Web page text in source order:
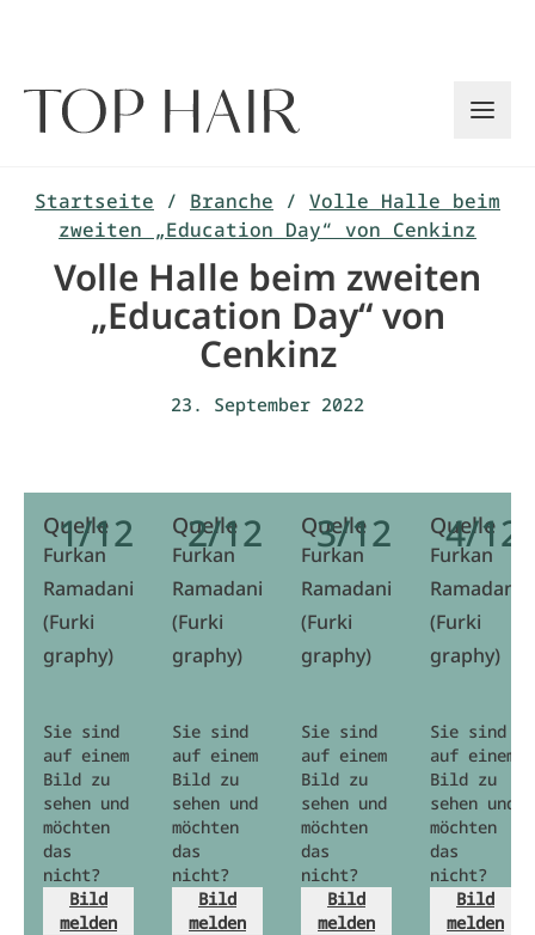
Startseite / Branche / Volle Halle beim
zweiten „Education Day“ von Cenkinz
Volle Halle beim zweiten
„Education Day“ von
Cenkinz
23. September 2022
1/12
Quelle
Furkan
Ramadani
(Furki
graphy)
Sie sind
auf einem
Bild zu
sehen und
möchten
das
nicht?
Bild
melden
2/12
Quelle
Furkan
Ramadani
(Furki
graphy)
Sie sind
auf einem
Bild zu
sehen und
möchten
das
nicht?
Bild
melden
3/12
Quelle
Furkan
Ramadani
(Furki
graphy)
Sie sind
auf einem
Bild zu
sehen und
möchten
das
nicht?
Bild
melden
4/12
Quelle
Furkan
Ramadani
(Furki
graphy)
Sie sind
auf einem
Bild zu
sehen und
möchten
das
nicht?
Bild
melden